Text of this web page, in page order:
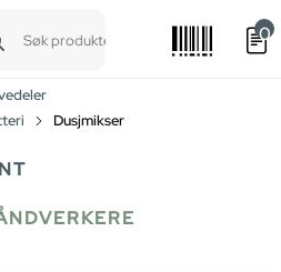
0
Dusjmikser